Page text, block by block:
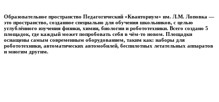
Образовательное пространство Педагогический «Кванториум» им. Л.М. Лоповка —
это пространство, созданное специально для обучения школьников, с целью
углублённого изучения физики, химии, биологии и робототехники. Всего создано 5
площадок, где каждый может попробовать себя в чём-то новом. Площадки
оснащены самым современным оборудованием, таким как: наборы для
робототехники, автоматических автомобилей, беспилотных летательных аппаратов
и многим другим.